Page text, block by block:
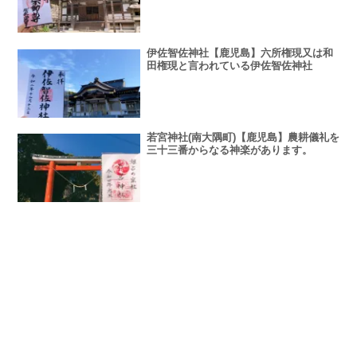
伊佐智佐神社【鹿児島】六所権現又は和
田権現と言われている伊佐智佐神社
若宮神社(南大隅町)【鹿児島】農耕儀礼を
三十三番からなる神楽があります。